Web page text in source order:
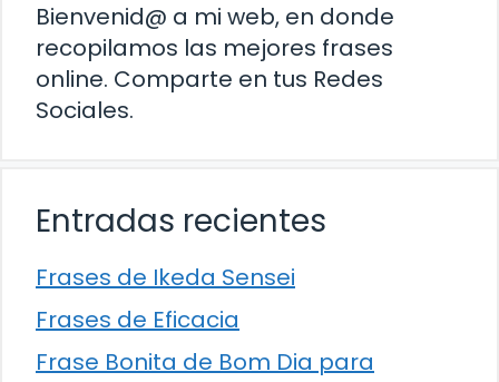
Bienvenid@ a mi web, en donde
recopilamos las mejores frases
online. Comparte en tus Redes
Sociales.
Entradas recientes
Frases de Ikeda Sensei
Frases de Eficacia
Frase Bonita de Bom Dia para